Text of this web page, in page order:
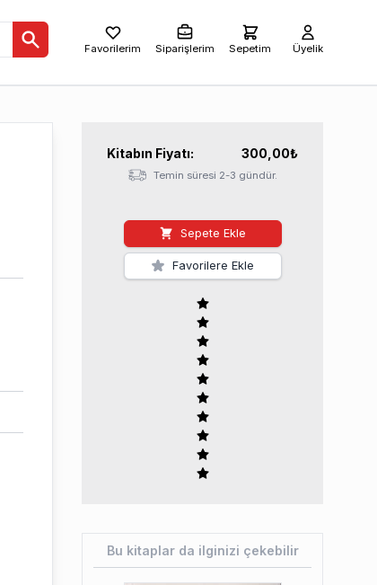
Favorilerim Siparişlerim Sepetim Üyelik
Kitabın Fiyatı: 300,00₺
Temin süresi 2-3 gündür.
Sepete Ekle
Favorilere Ekle
Bu kitaplar da ilginizi çekebilir